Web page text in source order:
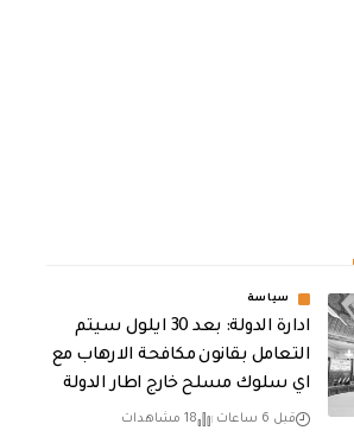
سياسة
ادارة الدولة: بعد 30 ايلول سيتم
التعامل بقانون مكافحة الارهاب مع
اي سلوك مسلح خارج اطار الدولة
قبل 6 ساعات 18 مشاهدات